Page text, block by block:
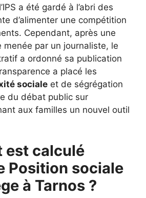
a été gardé à l’abri des
d’alimenter une compétition
Cependant, après une
menée par un journaliste, le
a ordonné sa publication
a placé les
sociale et de ségrégation
du débat public sur
aux familles un nouvel outil
est calculé
Position sociale
à Tarnos ?